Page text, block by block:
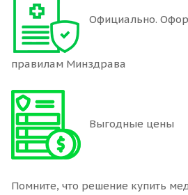
Официально.
правилам Минздрава
Выгодные цены
Помните, что решение купить